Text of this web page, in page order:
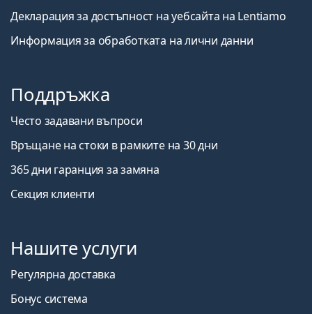
Декларация за достъпност на уебсайта на Lentiamo
Информация за обработката на лични данни
Поддръжка
Често задавани въпроси
Връщане на стоки в рамките на 30 дни
365 дни гаранция за замяна
Секция клиенти
Нашите услуги
Регулярна доставка
Бонус система